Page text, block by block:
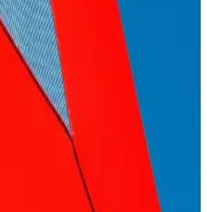
Ürünleri: Güncel
Tavsiyeleri
yöntemleri hakkında güncel
bakım önerileri ile saçlarınızın
kazanın.
Beslenme ve Günlük
ve yaşam alışkanlıkları önemli.
saçlarınızı güçlendirin, doğal